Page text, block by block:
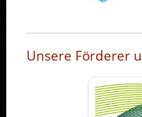
Unsere Förderer